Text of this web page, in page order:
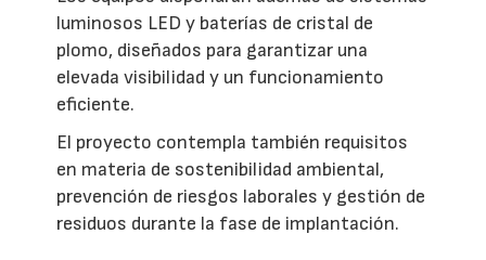
luminosos LED y baterías de cristal de
plomo, diseñados para garantizar una
elevada visibilidad y un funcionamiento
eficiente.
El proyecto contempla también requisitos
en materia de sostenibilidad ambiental,
prevención de riesgos laborales y gestión de
residuos durante la fase de implantación.